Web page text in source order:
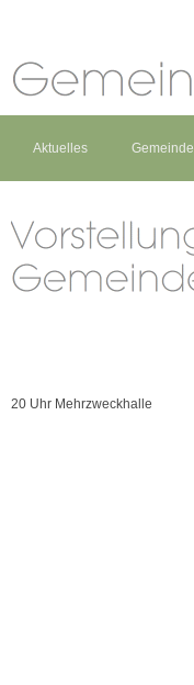
Aktuelles Gemeinde
20 Uhr Mehrzweckhalle